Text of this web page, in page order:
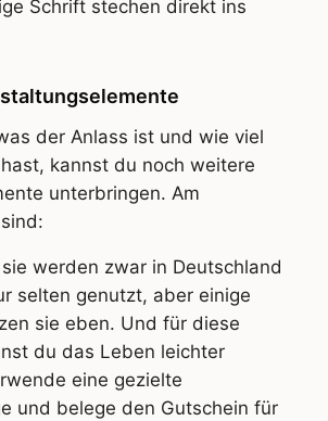
Schrift stechen direkt ins
der Anlass ist und wie viel
kannst du noch weitere
unterbringen. Am
werden zwar in Deutschland
selten genutzt, aber einige
sie eben. Und für diese
du das Leben leichter
eine gezielte
und belege den Gutschein für